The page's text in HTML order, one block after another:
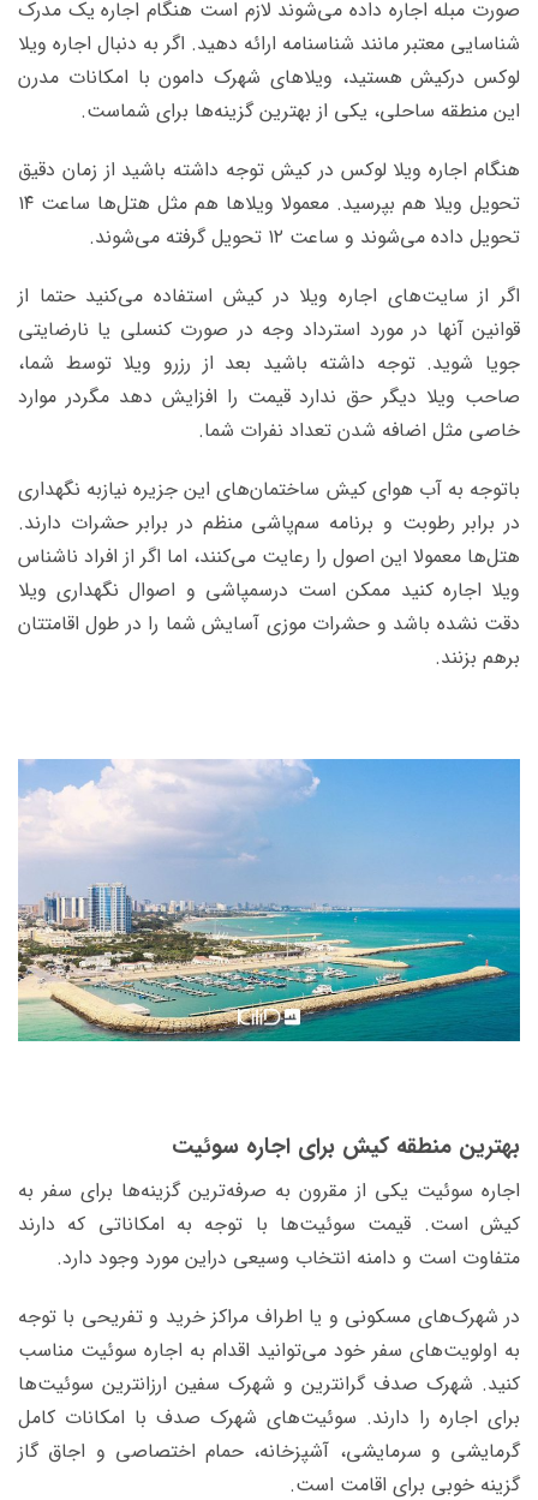
صورت مبله اجاره داده می‌شوند لازم است هنگام اجاره یک مدرک
شناسایی معتبر مانند شناسنامه ارائه دهید. اگر به دنبال اجاره ویلا
لوکس درکیش هستید، ویلاهای شهرک دامون با امکانات مدرن
این منطقه ساحلی، یکی از بهترین گزینه‌ها برای شماست.
هنگام اجاره ویلا لوکس در کیش توجه داشته باشید از زمان دقیق
تحویل ویلا هم بپرسید. معمولا ویلاها هم مثل هتل‌ها ساعت ۱۴
تحویل داده می‌شوند و ساعت ۱۲ تحویل گرفته می‌شوند.
اگر از سایت‌های اجاره ویلا در کیش استفاده می‌کنید حتما از
قوانین آنها در مورد استرداد وجه در صورت کنسلی یا نارضایتی
جویا شوید. توجه داشته باشید بعد از رزرو ویلا توسط شما،
صاحب ویلا دیگر حق ندارد قیمت را افزایش دهد مگردر موارد
خاصی مثل اضافه شدن تعداد نفرات شما.
باتوجه به آب هوای کیش ساختمان‌های این جزیره نیازبه نگهداری
در برابر رطوبت و برنامه سم‌پاشی منظم در برابر حشرات دارند.
هتل‌ها معمولا این اصول را رعایت می‌کنند، اما اگر از افراد ناشناس
ویلا اجاره کنید ممکن است درسمپاشی و اصوال نگهداری ویلا
دقت نشده باشد و حشرات موزی آسایش شما را در طول اقامتتان
برهم بزنند.
بهترین منطقه کیش برای اجاره سوئیت
اجاره سوئیت یکی از مقرون به صرفه‌ترین گزینه‌ها برای سفر به
کیش است. قیمت سوئیت‌ها با توجه به امکاناتی که دارند
متفاوت است و دامنه انتخاب وسیعی دراین مورد وجود دارد.
در شهرک‌های مسکونی و یا اطراف مراکز خرید و تفریحی با توجه
به اولویت‌های سفر خود می‌توانید اقدام به اجاره سوئیت مناسب
کنید. شهرک صدف گرانترین و شهرک سفین ارزانترین سوئیت‌ها
برای اجاره را دارند. سوئیت‌های شهرک صدف با امکانات کامل
گرمایشی و سرمایشی، آشپزخانه، حمام اختصاصی و اجاق گاز
گزینه خوبی برای اقامت است.